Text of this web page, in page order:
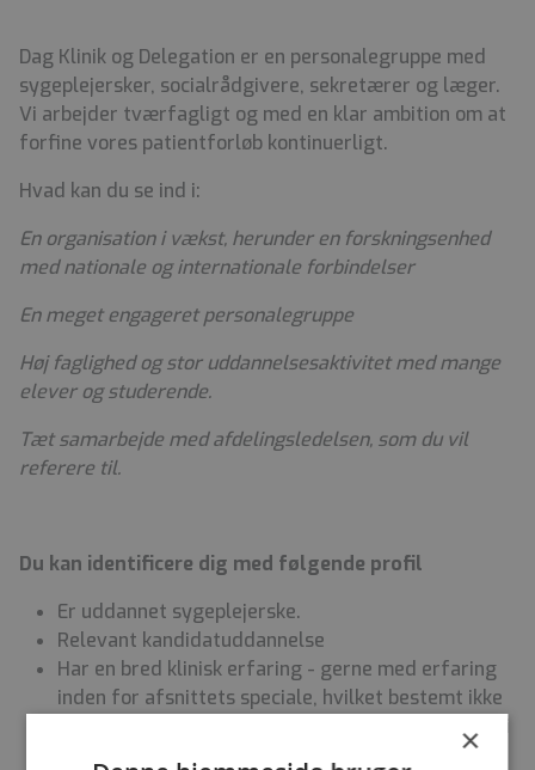
Dag Klinik og Delegation er en personalegruppe med
sygeplejersker, socialrådgivere, sekretærer og læger.
Vi arbejder tværfagligt og med en klar ambition om at
forfine vores patientforløb kontinuerligt.
Hvad kan du se ind i:
En organisation i vækst, herunder en forskningsenhed
med nationale og internationale forbindelser
En meget engageret personalegruppe
Høj faglighed og stor uddannelsesaktivitet med mange
elever og studerende.
Tæt samarbejde med afdelingsledelsen, som du vil
referere til.
Du kan identificere dig med følgende profil
Er uddannet sygeplejerske.
Relevant kandidatuddannelse
Har en bred klinisk erfaring - gerne med erfaring
inden for afsnittets speciale, hvilket bestemt ikke
×